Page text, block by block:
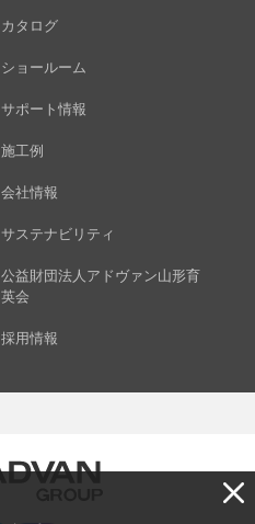
カタログ
ショールーム
サポート情報
施工例
会社情報
サステナビリティ
公益財団法人アドヴァン山形育
英会
採用情報